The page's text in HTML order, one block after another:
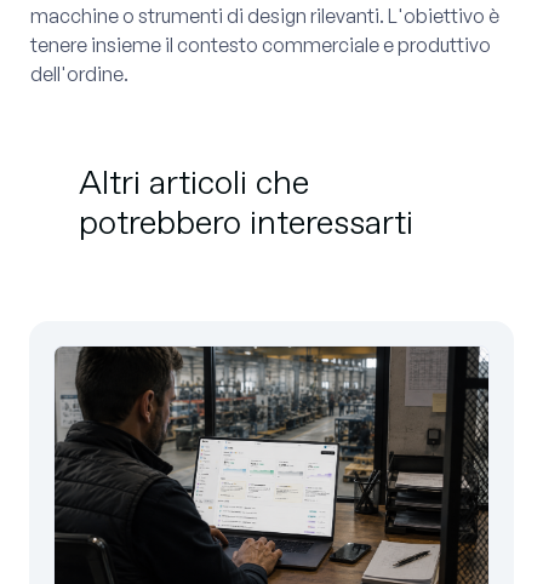
macchine o strumenti di design rilevanti. L'obiettivo è
tenere insieme il contesto commerciale e produttivo
dell'ordine.
Altri articoli che
potrebbero interessarti